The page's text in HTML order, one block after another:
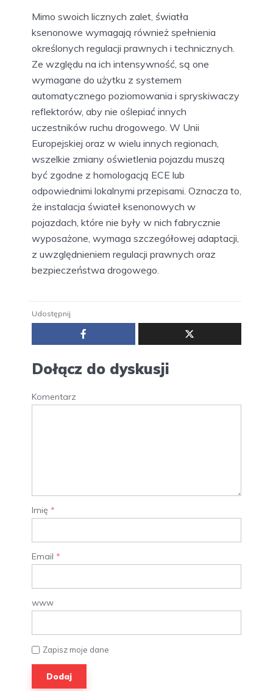
Mimo swoich licznych zalet, światła
ksenonowe wymagają również spełnienia
określonych regulacji prawnych i technicznych.
Ze względu na ich intensywność, są one
wymagane do użytku z systemem
automatycznego poziomowania i spryskiwaczy
reflektorów, aby nie oślepiać innych
uczestników ruchu drogowego. W Unii
Europejskiej oraz w wielu innych regionach,
wszelkie zmiany oświetlenia pojazdu muszą
być zgodne z homologacją ECE lub
odpowiednimi lokalnymi przepisami. Oznacza to,
że instalacja świateł ksenonowych w
pojazdach, które nie były w nich fabrycznie
wyposażone, wymaga szczegółowej adaptacji,
z uwzględnieniem regulacji prawnych oraz
bezpieczeństwa drogowego.
Udostępnij
Dołącz do dyskusji
Komentarz
Imię *
Email *
www
Zapisz moje dane